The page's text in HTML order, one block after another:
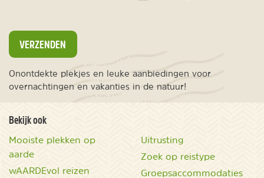
VERZENDEN
Onontdekte plekjes en leuke aanbiedingen voor
overnachtingen en vakanties in de natuur!
Bekijk ook
Mooiste plekken op
aarde
wAARDEvol reizen
Uitrusting
Zoek op reistype
Groepsaccommodaties